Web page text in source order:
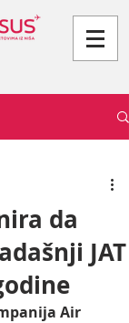
da
JAT
Air